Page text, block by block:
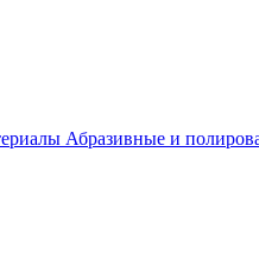
Абразивные и